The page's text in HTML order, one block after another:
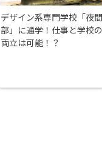
デザイン系専門学校「夜間
部」に通学！仕事と学校の
両立は可能！？